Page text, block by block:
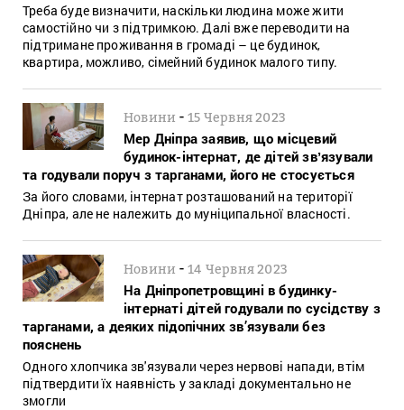
Треба буде визначити, наскільки людина може жити
самостійно чи з підтримкою. Далі вже переводити на
підтримане проживання в громаді – це будинок,
квартира, можливо, сімейний будинок малого типу.
Новини -15 Червня 2023
Мер Дніпра заявив, що місцевий
будинок-інтернат, де дітей звʼязували
та годували поруч з тарганами, його не стосується
За його словами, інтернат розташований на території
Дніпра, але не належить до муніципальної власності.
Новини -14 Червня 2023
На Дніпропетровщині в будинку-
інтернаті дітей годували по сусідству з
тарганами, а деяких підопічних зв’язували без
пояснень
Одного хлопчика зв'язували через нервові напади, втім
підтвердити їх наявність у закладі документально не
змогли